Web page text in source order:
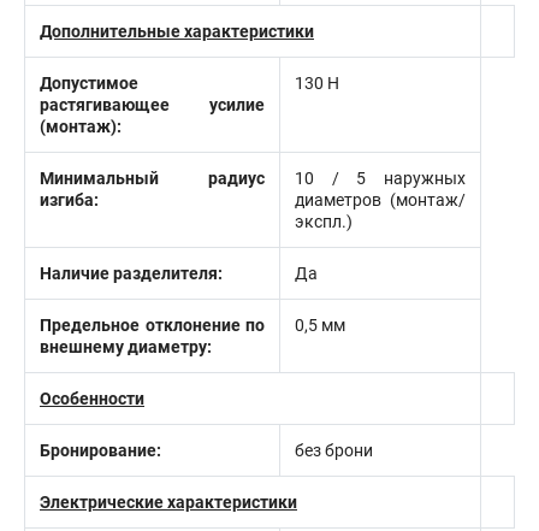
Дополнительные характеристики
Допустимое
растягивающее усилие
(монтаж):
130 Н
Минимальный радиус
изгиба:
10 / 5 наружных
диаметров (монтаж/
экспл.)
Наличие разделителя: Да
Предельное отклонение по
внешнему диаметру:
0,5 мм
Особенности
Бронирование: без брони
Электрические характеристики